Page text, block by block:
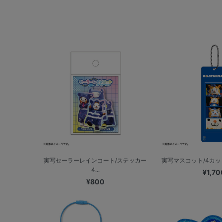
実写セーラーレインコート/ステッカー
4...
¥800
実写マスコット/4カ